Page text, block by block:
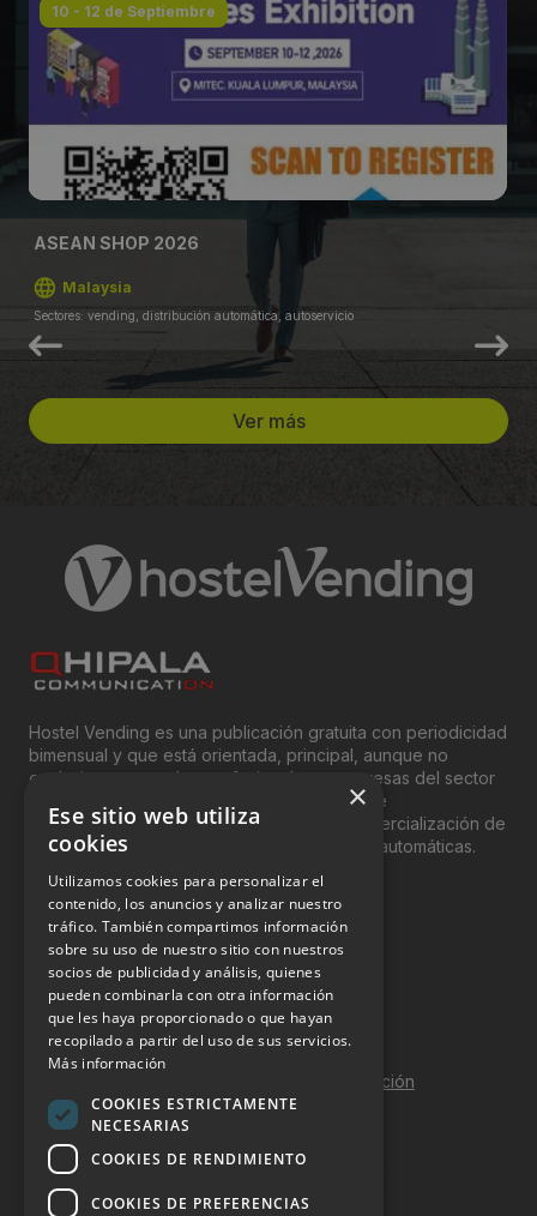
10 - 12 de Septiembre
ASEAN SHOP 2026
Malaysia
Sectores: vending, distribución automática, autoservicio
Ver más
Hostel Vending es una publicación gratuita con periodicidad
bimensual y que está orientada, principal, aunque no
exclusivamente, a los profesionales y empresas del sector
del “Vending”; nombre con el que se conoce
genéricamente entre profesionales a la comercialización de
productos y servicios a través de máquinas automáticas.
INFORMACIÓN LEGAL
Aviso Legal
Política de Privacidad
Política de Cookies
Política de calidad y seguridad de la información
Contacto
×
Ese sitio web utiliza
cookies
Utilizamos cookies para personalizar el
contenido, los anuncios y analizar nuestro
tráfico. También compartimos información
sobre su uso de nuestro sitio con nuestros
socios de publicidad y análisis, quienes
pueden combinarla con otra información
que les haya proporcionado o que hayan
recopilado a partir del uso de sus servicios.
Más información
COOKIES ESTRICTAMENTE
NECESARIAS
COOKIES DE RENDIMIENTO
COOKIES DE PREFERENCIAS